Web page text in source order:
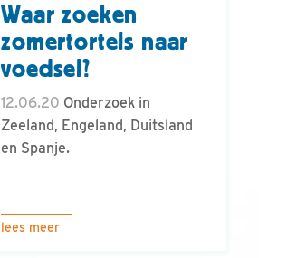
Waar zoeken
zomertortels naar
voedsel?
12.06.20 Onderzoek in
Zeeland, Engeland, Duitsland
en Spanje.
lees meer